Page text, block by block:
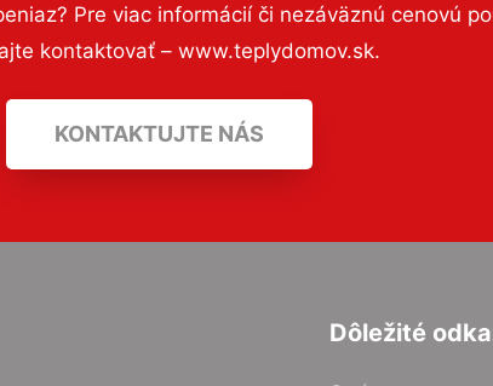
Pre viac informácií či nezáväznú cenovú
kontaktovať – www.teplydomov.sk.
KONTAKTUJTE NÁS
Dôležité